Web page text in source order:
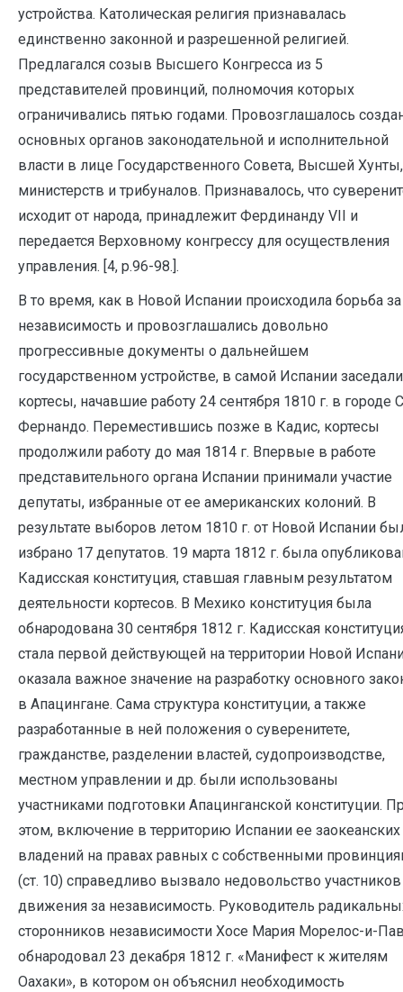
устройства. Католическая религия признавалась
единственно законной и разрешенной религией.
Предлагался созыв Высшего Конгресса из 5
представителей провинций, полномочия которых
ограничивались пятью годами. Провозглашалось
основных органов законодательной и исполнительной
власти в лице Государственного Совета, Высшей Хунты,
министерств и трибуналов. Признавалось, что
исходит от народа, принадлежит Фердинанду VII и
передается Верховному конгрессу для осуществления
управления. [4, p.96-98.].
В то время, как в Новой Испании происходила борьба за
независимость и провозглашались довольно
прогрессивные документы о дальнейшем
государственном устройстве, в самой Испании заседали
кортесы, начавшие работу 24 сентября 1810 г. в городе
Фернандо. Переместившись позже в Кадис, кортесы
продолжили работу до мая 1814 г. Впервые в работе
представительного органа Испании принимали участие
депутаты, избранные от ее американских колоний. В
результате выборов летом 1810 г. от Новой Испании
избрано 17 депутатов. 19 марта 1812 г. была
Кадисская конституция, ставшая главным результатом
деятельности кортесов. В Мехико конституция была
обнародована 30 сентября 1812 г. Кадисская
стала первой действующей на территории Новой
оказала важное значение на разработку основного
в Апацингане. Сама структура конституции, а также
разработанные в ней положения о суверенитете,
гражданстве, разделении властей, судопроизводстве,
местном управлении и др. были использованы
участниками подготовки Апацинганской конституции.
этом, включение в территорию Испании ее заокеанских
владений на правах равных с собственными
(ст. 10) справедливо вызвало недовольство участников
движения за независимость. Руководитель
сторонников независимости Хосе Мария Морелос-и-
обнародовал 23 декабря 1812 г. «Манифест к жителям
Оахаки», в котором он объяснил необходимость